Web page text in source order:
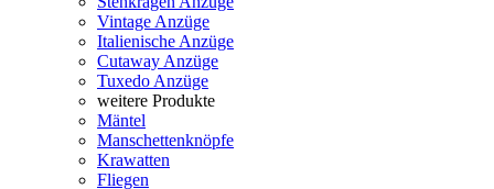
Vintage Anzüge
Italienische Anzüge
Cutaway Anzüge
Tuxedo Anzüge
weitere Produkte
Mäntel
Manschettenknöpfe
Krawatten
Fliegen